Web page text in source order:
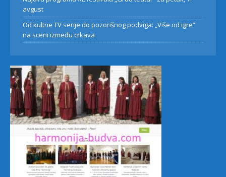
avgust
Od kultne TV serije do pozorišnog podviga: „Više od igre”
na sceni između crkava